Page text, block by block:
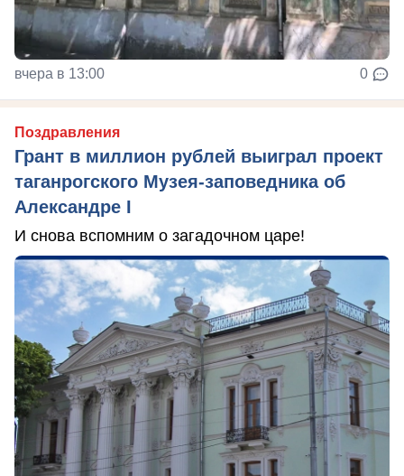
вчера в 13:00 0
Поздравления
Грант в миллион рублей выиграл проект
таганрогского Музея-заповедника об
Александре I
И снова вспомним о загадочном царе!